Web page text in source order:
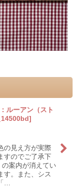
ルーアン（スト
]
の見え方が実際
すのでご了承下
案内が消えてい
す。また、シス
…